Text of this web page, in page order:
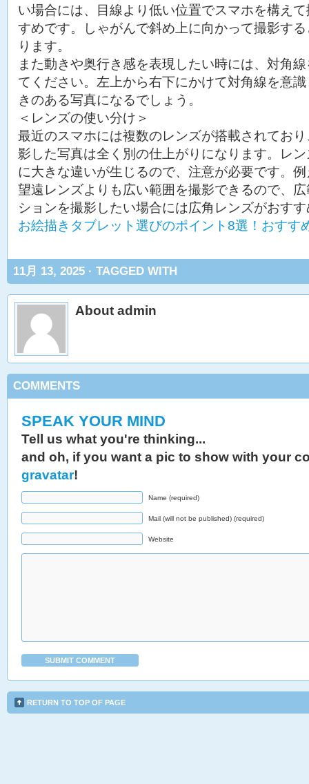
い場合には、目線より低い位置でスマホを構え
すめです。しゃがんで斜め上に向かって撮影す
ります。
また動きや奥行き感を表現したい時には、対角
てください。左上から右下にかけて対角線を意
きのある写真になるでしょう。
＜レンズの使い分け＞
最近のスマホには複数のレンズが搭載されてお
影した写真は全く別の仕上がりになります。レ
に大きな違いが生じるので、注意が必要です。
望遠レンズよりも広い範囲を撮影できるので、
ションを撮影したい場合には広角レンズがおす
お絵描きタブレット選びのポイント8選！おすす
11月 13, 2025 · TAGGED WITH
About admin
COMMENTS
SPEAK YOUR MIND
Tell us what you're thinking...
and oh, if you want a pic to show with your
gravatar!
Name (required)
Mail (will not be published) (required)
Website
RETURN TO TOP OF PAGE